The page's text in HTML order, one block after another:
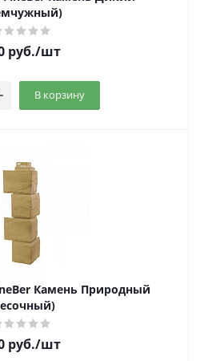
руб./шт
В корзину
Камень Природный
руб./шт